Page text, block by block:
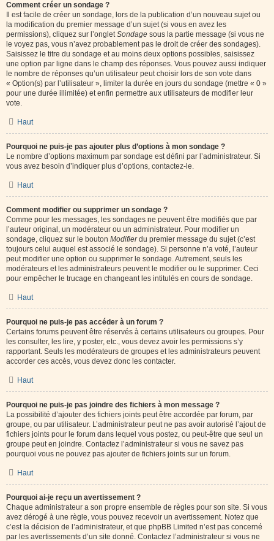
Comment créer un sondage ?
Il est facile de créer un sondage, lors de la publication d’un nouveau sujet ou
la modification du premier message d’un sujet (si vous en avez les
permissions), cliquez sur l’ongletSondage sous la partie message (si vous ne
le voyez pas, vous n’avez probablement pas le droit de créer des sondages).
Saisissez le titre du sondage et au moins deux options possibles, saisissez
une option par ligne dans le champ des réponses. Vous pouvez aussi indiquer
le nombre de réponses qu’un utilisateur peut choisir lors de son vote dans
« Option(s) par l’utilisateur », limiter la durée en jours du sondage (mettre « 0 »
pour une durée illimitée) et enfin permettre aux utilisateurs de modifier leur
vote.
Haut
Pourquoi ne puis-je pas ajouter plus d’options à mon sondage ?
Le nombre d’options maximum par sondage est défini par l’administrateur. Si
vous avez besoin d’indiquer plus d’options, contactez-le.
Haut
Comment modifier ou supprimer un sondage ?
Comme pour les messages, les sondages ne peuvent être modifiés que par
l’auteur original, un modérateur ou un administrateur. Pour modifier un
sondage, cliquez sur le bouton Modifierdu premier message du sujet (c’est
toujours celui auquel est associé le sondage). Si personne n’a voté, l’auteur
peut modifier une option ou supprimer le sondage. Autrement, seuls les
modérateurs et les administrateurs peuvent le modifier ou le supprimer. Ceci
pour empêcher le trucage en changeant les intitulés en cours de sondage.
Haut
Pourquoi ne puis-je pas accéder à un forum ?
Certains forums peuvent être réservés à certains utilisateurs ou groupes. Pour
les consulter, les lire, y poster, etc., vous devez avoir les permissions s’y
rapportant. Seuls les modérateurs de groupes et les administrateurs peuvent
accorder ces accès, vous devez donc les contacter.
Haut
Pourquoi ne puis-je pas joindre des fichiers à mon message ?
La possibilité d’ajouter des fichiers joints peut être accordée par forum, par
groupe, ou par utilisateur. L’administrateur peut ne pas avoir autorisé l’ajout de
fichiers joints pour le forum dans lequel vous postez, ou peut-être que seul un
groupe peut en joindre. Contactez l’administrateur si vous ne savez pas
pourquoi vous ne pouvez pas ajouter de fichiers joints sur un forum.
Haut
Pourquoi ai-je reçu un avertissement ?
Chaque administrateur a son propre ensemble de règles pour son site. Si vous
avez dérogé à une règle, vous pouvez recevoir un avertissement. Notez que
c’est la décision de l’administrateur, et que phpBB Limited n’est pas concerné
par les avertissements d’un site donné. Contactez l’administrateur si vous ne